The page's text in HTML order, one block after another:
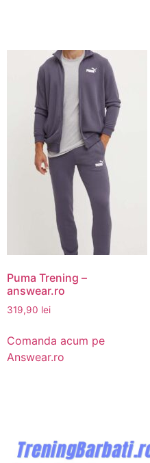
Puma Trening –
answear.ro
319,90 lei
Comanda acum pe
Answear.ro